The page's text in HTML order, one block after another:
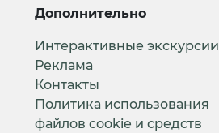
Дополнительно
Интерактивные экскурсии
Реклама
Контакты
Политика использования
файлов cookie и средств